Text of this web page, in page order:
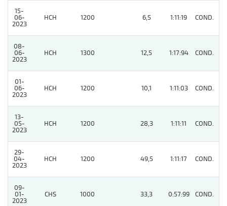
15-
06-
2023
HCH 1200 6,5 1:11:19 COND.
08-
06-
2023
HCH 1300 12,5 1:17:94 COND.
01-
06-
2023
HCH 1200 10,1 1:11:03 COND.
13-
05-
2023
HCH 1200 28,3 1:11:11 COND.
29-
04-
2023
HCH 1200 49,5 1:11:17 COND.
09-
01-
2023
CHS 1000 33,3 0:57:99 COND.